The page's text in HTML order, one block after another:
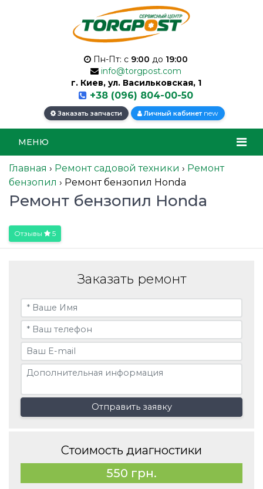
Пн-Пт: с 9:00 до 19:00
info@torgpost.com
г. Киев, ул. Васильковская, 1
+38 (096) 804-00-50
Заказать запчасти Личный кабинет new
МЕНЮ
Главная › Ремонт садовой техники › Ремонт
бензопил › Ремонт бензопил Honda
Ремонт бензопил Honda
Отзывы 5
Заказать ремонт
Отправить заявку
Стоимость диагностики
550 грн.